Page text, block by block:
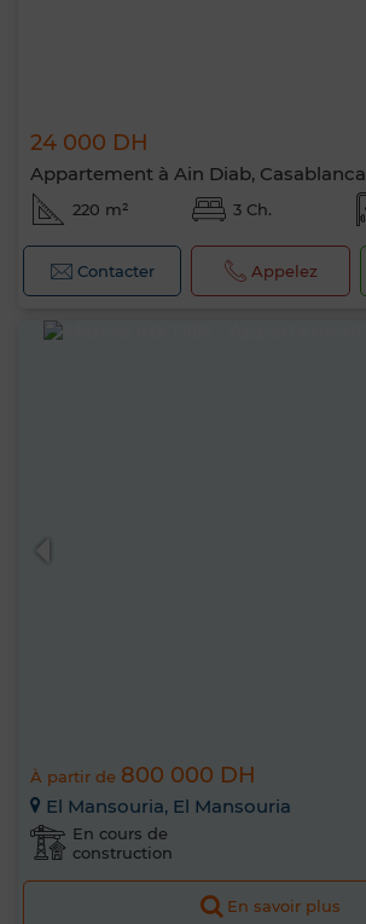
24 000 DH
Appartement à Ain Diab, Casablanca
220 m² 3 Ch.
Contacter Appelez
À partir de 800 000 DH
El Mansouria, El Mansouria
En cours de
construction
En savoir plus